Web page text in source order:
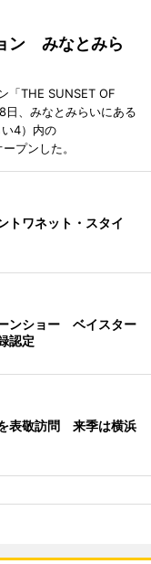
ン みなとみら
「THE SUNSET OF
日、みなとみらいにある
4）内の
プンした。
トワネット・スタイ
ンショー ベイスター
認定
表敬訪問 来季は横浜